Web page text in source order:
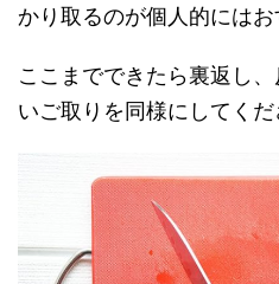
かり取るのが個人的にはお
ここまでできたら裏返し
いご取りを同様にしてくだ